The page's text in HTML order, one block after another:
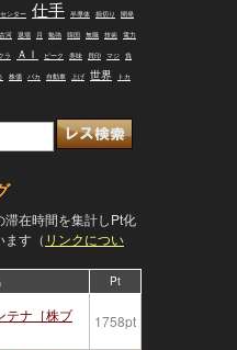
ンター 仕手 半導体 損切り 開発
古河 退場 月 勉強 韓国 無職 技術 電力
ラ ＡＩ ピーク 美味 貝印 マジ 負
株価 バカ 自動車 上げ 世界 トカ
在時間を集計しPt化
ます（ リンクについ
Pt
テナ［株ブ 1758pt